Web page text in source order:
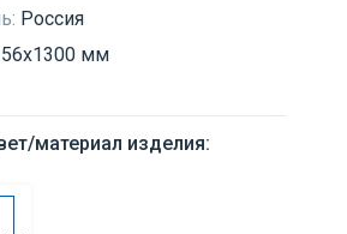
Россия
мм
материал изделия: